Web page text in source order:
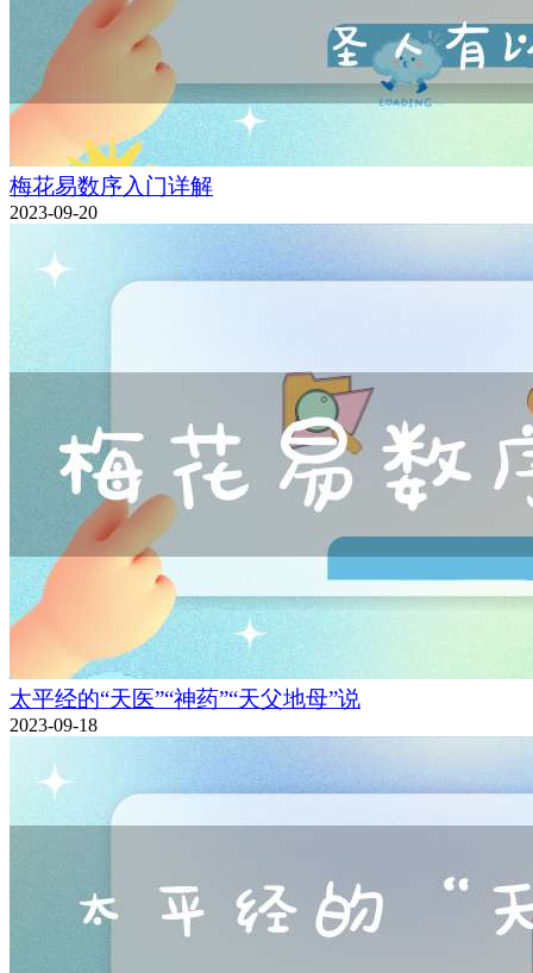
梅花易数序入门详解
2023-09-20
太平经的“天医”“神药”“天父地母”说
2023-09-18